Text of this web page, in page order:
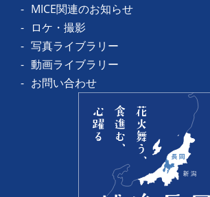
MICE関連のお知らせ
ロケ・撮影
写真ライブラリー
動画ライブラリー
お問い合わせ